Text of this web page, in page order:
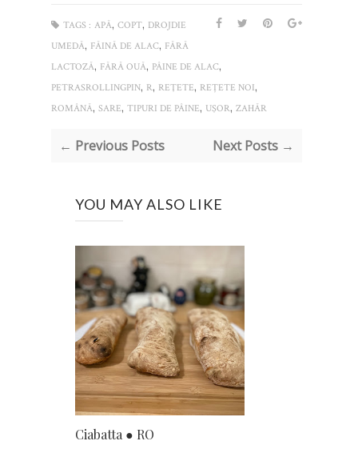
TAGS : APĂ, COPT, DROJDIE
UMEDĂ, FĂINĂ DE ALAC, FĂRĂ
LACTOZĂ, FĂRĂ OUĂ, PÂINE DE ALAC,
PETRASROLLINGPIN, R, REŢETE, REȚETE NOI,
ROMÂNĂ, SARE, TIPURI DE PÂINE, UŞOR, ZAHĂR
← Previous Posts Next Posts →
YOU MAY ALSO LIKE
Ciabatta ● RO